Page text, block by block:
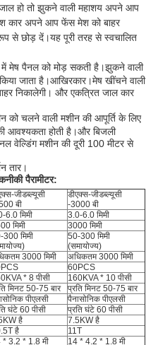
हो तो झुकने वाली महाशय अपने आप
कार अपने आप फेंस मेश को बाहर
से छोड़ दें।यह पूरी तरह से स्वचालित
पैनल को मोड़ सकती है।झुकने वाली
जाता है।आखिरकार।मेष खींचने वाली
निकालेगी। और एकत्रित जाल कार
को चलने वाली मशीन की आपूर्ति के लिए
आवश्यकता होती है।और बिजली
वेल्डिंग मशीन की दूरी 100 मीटर से
तार।
पैरामीटर:
जीडब्ल्यूसी
बी
डीएक्स-जीडब्ल्यूसी
-3000 बी
6.0 मिमी
3.0-6.0 मिमी
मिमी
3000 मिमी
300 मिमी
50-300 मिमी
(समायोज्य)
3000 मिमी
अधिकतम 3000 मिमी
60PCS
* 8 पीसी
160KVA * 10 पीसी
मिनट 50-75 बार
प्रति मिनट 50-75 बार
पीएलसी
पैनासोनिक पीएलसी
घंटे 60 पीसी
प्रति घंटे 60 पीसी
है
7.5KW है
है
11T
* 3.2 * 1.8 मी 14 * 4.2 * 1.8 मी